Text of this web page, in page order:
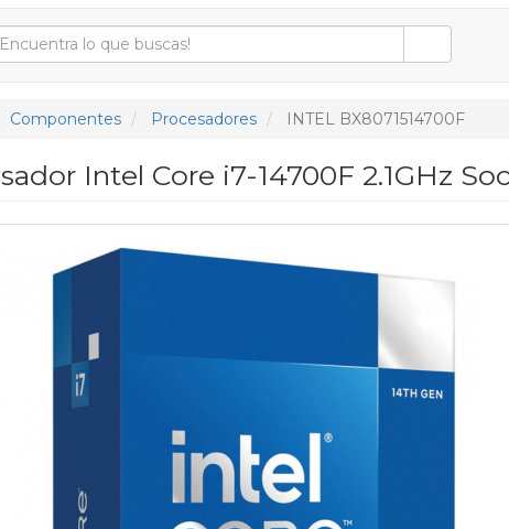
Componentes Procesadores INTEL BX8071514700F
Intel Core i7-14700F 2.1GHz